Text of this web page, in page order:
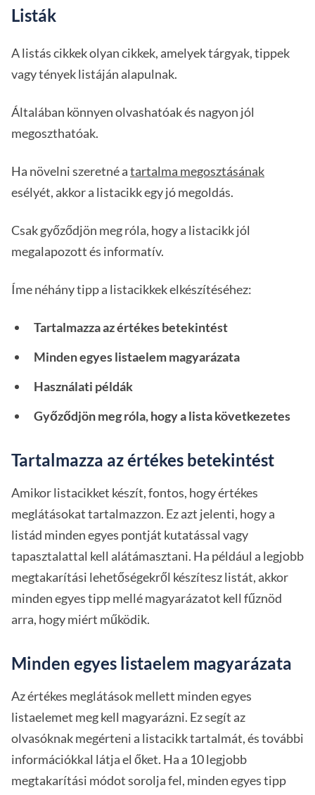
Listák
A listás cikkek olyan cikkek, amelyek tárgyak, tippek
vagy tények listáján alapulnak.
Általában könnyen olvashatóak és nagyon jól
megoszthatóak.
Ha növelni szeretné atartalma megosztásának
esélyét, akkor a listacikk egy jó megoldás.
Csak győződjön meg róla, hogy a listacikk jól
megalapozott és informatív.
Íme néhány tipp a listacikkek elkészítéséhez:
Tartalmazza az értékes betekintést
Minden egyes listaelem magyarázata
Használati példák
Győződjön meg róla, hogy a lista következetes
Tartalmazza az értékes betekintést
Amikor listacikket készít, fontos, hogy értékes
meglátásokat tartalmazzon. Ez azt jelenti, hogy a
listád minden egyes pontját kutatással vagy
tapasztalattal kell alátámasztani. Ha például a legjobb
megtakarítási lehetőségekről készítesz listát, akkor
minden egyes tipp mellé magyarázatot kell fűznöd
arra, hogy miért működik.
Minden egyes listaelem magyarázata
Az értékes meglátások mellett minden egyes
listaelemet meg kell magyarázni. Ez segít az
olvasóknak megérteni a listacikk tartalmát, és további
információkkal látja el őket. Ha a 10 legjobb
megtakarítási módot sorolja fel, minden egyes tipp